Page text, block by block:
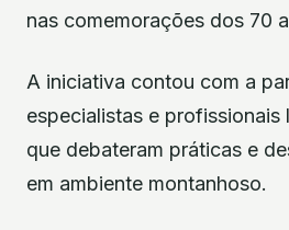
nas comemorações dos 70
A iniciativa contou com a
especialistas e profissionais
que debateram práticas e
em ambiente montanhoso.